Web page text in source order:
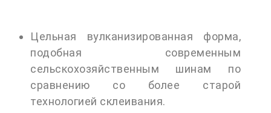
Цельная вулканизированная форма,
подобная современным
сельскохозяйственным шинам по
сравнению со более старой
технологией склеивания.